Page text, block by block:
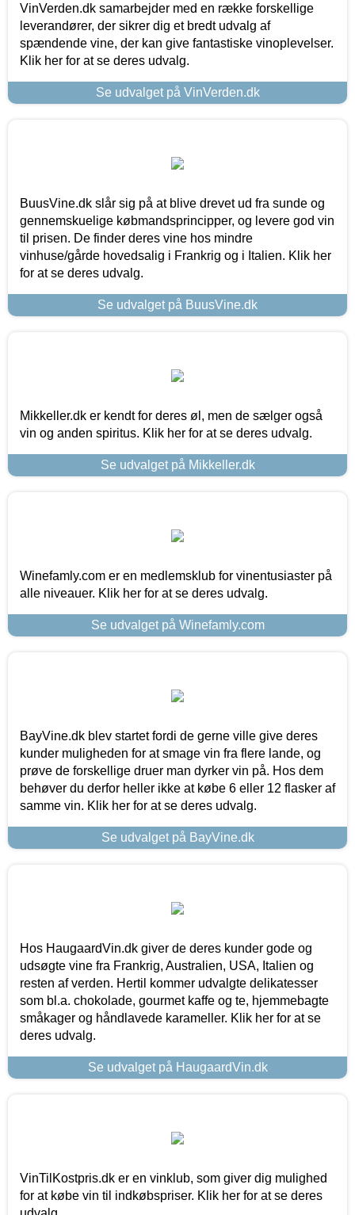
VinVerden.dk samarbejder med en række forskellige
leverandører, der sikrer dig et bredt udvalg af
spændende vine, der kan give fantastiske vinoplevelser.
Klik her for at se deres udvalg.
Se udvalget på VinVerden.dk
BuusVine.dk slår sig på at blive drevet ud fra sunde og
gennemskuelige købmandsprincipper, og levere god vin
til prisen. De finder deres vine hos mindre
vinhuse/gårde hovedsalig i Frankrig og i Italien. Klik her
for at se deres udvalg.
Se udvalget på BuusVine.dk
Mikkeller.dk er kendt for deres øl, men de sælger også
vin og anden spiritus. Klik her for at se deres udvalg.
Se udvalget på Mikkeller.dk
Winefamly.com er en medlemsklub for vinentusiaster på
alle niveauer. Klik her for at se deres udvalg.
Se udvalget på Winefamly.com
BayVine.dk blev startet fordi de gerne ville give deres
kunder muligheden for at smage vin fra flere lande, og
prøve de forskellige druer man dyrker vin på. Hos dem
behøver du derfor heller ikke at købe 6 eller 12 flasker af
samme vin. Klik her for at se deres udvalg.
Se udvalget på BayVine.dk
Hos HaugaardVin.dk giver de deres kunder gode og
udsøgte vine fra Frankrig, Australien, USA, Italien og
resten af verden. Hertil kommer udvalgte delikatesser
som bl.a. chokolade, gourmet kaffe og te, hjemmebagte
småkager og håndlavede karameller. Klik her for at se
deres udvalg.
Se udvalget på HaugaardVin.dk
VinTilKostpris.dk er en vinklub, som giver dig mulighed
for at købe vin til indkøbspriser. Klik her for at se deres